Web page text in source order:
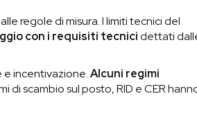
regole di misura. I limiti tecnici del
con i requisiti tecnicidettati
e incentivazione.Alcuni regimi
di scambio sul posto, RID e CER